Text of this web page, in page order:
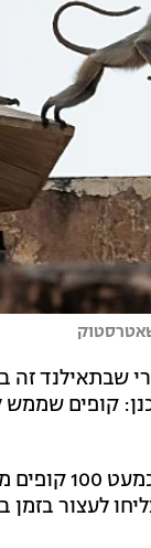
שבתאילנד
קופים שממש
הרשויות אישרו כי ביום
לעצור